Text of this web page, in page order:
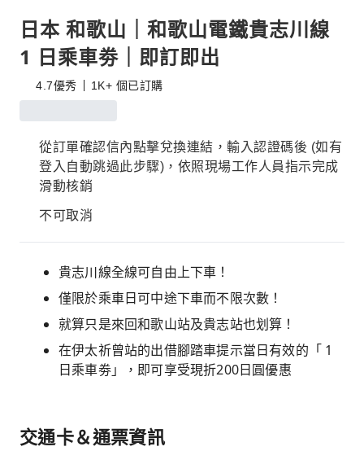
日本 和歌山｜和歌山電鐵貴志川線
1 日乘車劵｜即訂即出
4.7優秀 1K+ 個已訂購
從訂單確認信內點擊兌換連結，輸入認證碼後 (如有
登入自動跳過此步驟)，依照現場工作人員指示完成
滑動核銷
不可取消
貴志川線全線可自由上下車！
僅限於乘車日可中途下車而不限次數！
就算只是來回和歌山站及貴志站也划算！
在伊太祈曾站的出借腳踏車提示當日有效的「 1
日乘車劵」，即可享受現折200日圓優惠
交通卡＆通票資訊